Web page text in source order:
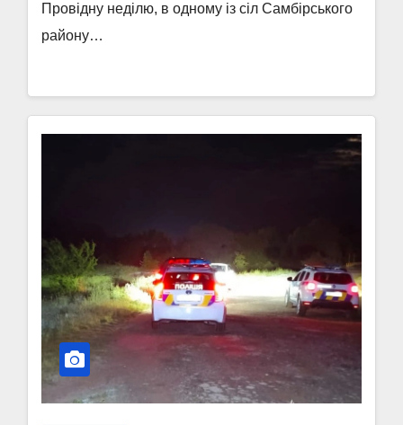
Провідну неділю, в одному із сіл Самбірського
району…